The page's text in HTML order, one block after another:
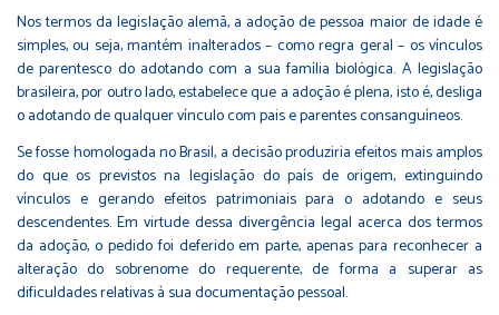
Nos termos da legislação alemã, a adoção de pessoa maior de idade é
simples, ou seja, mantém inalterados – como regra geral – os vínculos
de parentesco do adotando com a sua família biológica. A legislação
brasileira, por outro lado, estabelece que a adoção é plena, isto é, desliga
o adotando de qualquer vínculo com pais e parentes consanguíneos.
Se fosse homologada no Brasil, a decisão produziria efeitos mais amplos
do que os previstos na legislação do país de origem, extinguindo
vínculos e gerando efeitos patrimoniais para o adotando e seus
descendentes. Em virtude dessa divergência legal acerca dos termos
da adoção, o pedido foi deferido em parte, apenas para reconhecer a
alteração do sobrenome do requerente, de forma a superar as
dificuldades relativas à sua documentação pessoal.